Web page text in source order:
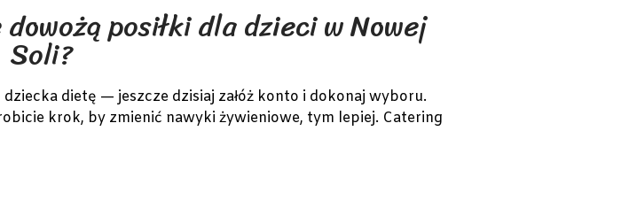
posiłki dla dzieci w Nowej
Soli?
dietę — jeszcze dzisiaj załóż konto i dokonaj wyboru.
krok, by zmienić nawyki żywieniowe, tym lepiej. Catering